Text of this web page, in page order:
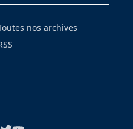
nos archives